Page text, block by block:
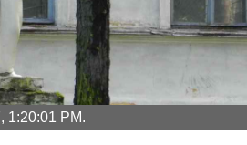
1:20:01 PM.